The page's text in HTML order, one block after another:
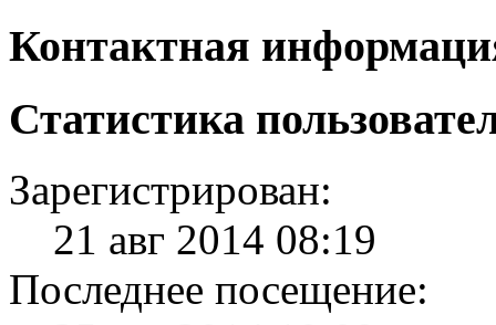
Контактная
Статистика
Зарегистрирован:
21 авг 2014 08:19
Последнее посещение: